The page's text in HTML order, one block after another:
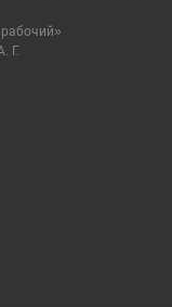
Г.